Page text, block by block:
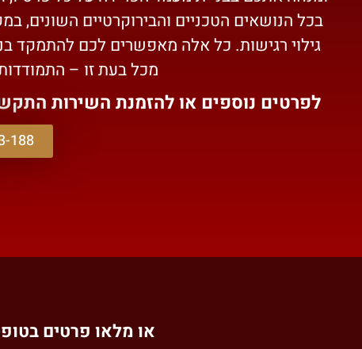
בכל הנושאים הטכניים והבירוקרטיים השונים,
גילוי רגישות. כל אלה מאפשרים לכם להתמקד
מכל בעת זו –
לפרטים נוספים או להזמנת השירות
188
או מלאו פרטים